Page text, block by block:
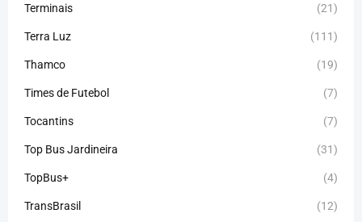
Terminais (21)
Terra Luz (111)
Thamco (19)
Times de Futebol (7)
Tocantins (7)
Top Bus Jardineira (31)
TopBus+ (4)
TransBrasil (12)